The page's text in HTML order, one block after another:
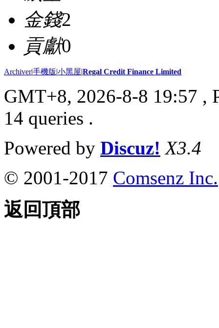
金錢2
貢獻0
Archiver|手機版|小黑屋|Regal Credit Finance Limited
GMT+8, 2026-8-8 19:57 ,
14 queries .
Powered by Discuz! X3.4
© 2001-2017 Comsenz Inc.
返回頂部